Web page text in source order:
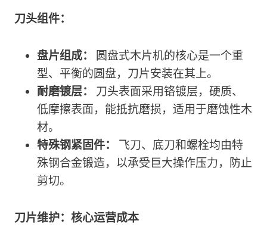
刀头组件：
盘片组成：
圆盘式木片机的核心是一个重
型、平衡的圆盘，刀片安装在其上。
耐磨镀层：
刀头表面采用铬镀层，硬质、
低摩擦表面，能抵抗磨损，适用于磨蚀性木
材。
特殊钢紧固件： 飞刀、底刀和螺栓均由特
殊钢合金锻造，以承受巨大操作压力，防止
剪切。
刀片维护：核心运营成本